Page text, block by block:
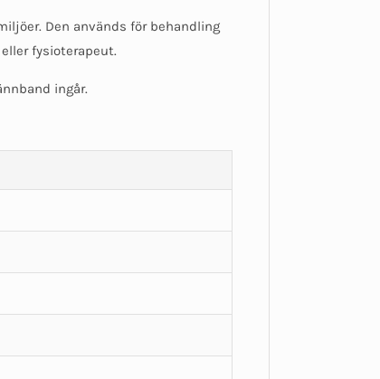
Den används för behandling
fysioterapeut.
ingår.